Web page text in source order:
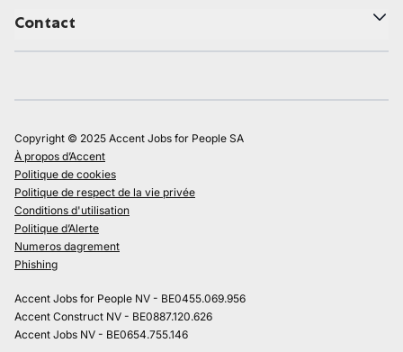
Contact
Copyright © 2025 Accent Jobs for People SA
À propos d’Accent
Politique de cookies
Politique de respect de la vie privée
Conditions d'utilisation
Politique d’Alerte
Numeros dagrement
Phishing
Accent Jobs for People NV - BE0455.069.956
Accent Construct NV - BE0887.120.626
Accent Jobs NV - BE0654.755.146